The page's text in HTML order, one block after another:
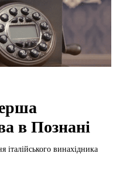
в Познані
італійського винахідника